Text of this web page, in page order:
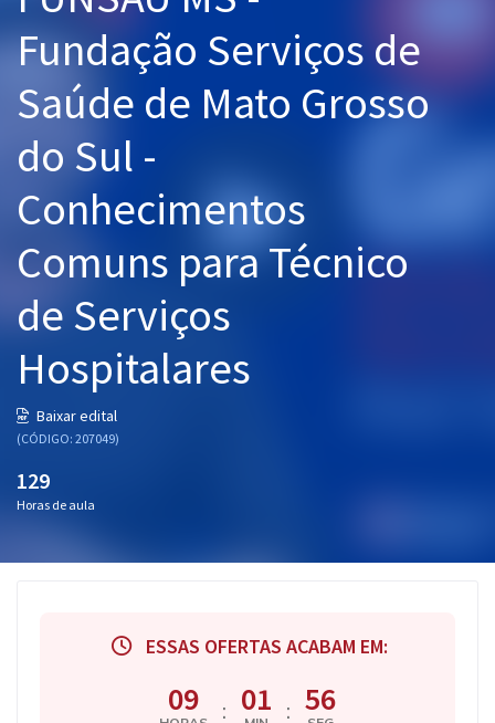
Graduação
Mentorias
Questões grátis
Conteúdo gratuito
Blog
Aprovados
Atendimento
Fundação Serviços de
Saúde de Mato Grosso
do Sul -
Conhecimentos
Comuns para Técnico
de Serviços
Hospitalares
Baixar edital
(CÓDIGO: 207049)
129
Horas de aula
ESSAS OFERTAS ACABAM EM:
09 : 01 : 56